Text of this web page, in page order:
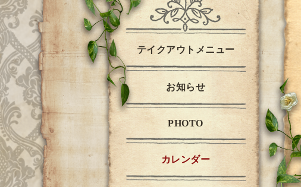
テイクアウトメニュー
お知らせ
PHOTO
カレンダー